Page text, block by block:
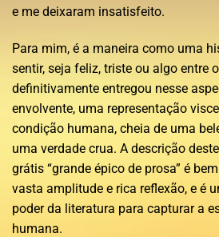
e me deixaram insatisfeito.
Para mim, é a maneira como uma
sentir, seja feliz, triste ou algo entre
definitivamente entregou nesse
envolvente, uma representação
condição humana, cheia de uma
uma verdade crua. A descrição
grátis “grande épico de prosa” é
vasta amplitude e rica reflexão, e é
poder da literatura para capturar a
humana.